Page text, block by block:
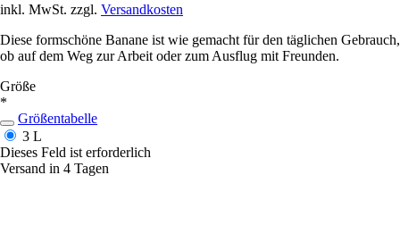
inkl. MwSt. zzgl. Versandkosten
Diese formschöne Banane ist wie gemacht für den täglichen Gebrauch,
ob auf dem Weg zur Arbeit oder zum Ausflug mit Freunden.
Größe
*
Größentabelle
3 L
Dieses Feld ist erforderlich
Versand in 4 Tagen